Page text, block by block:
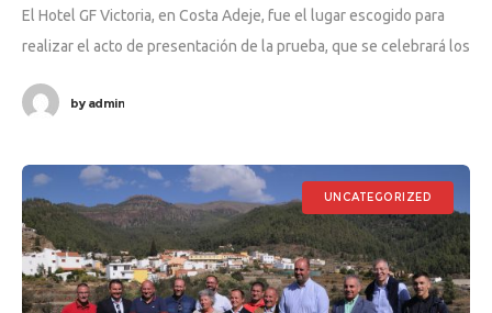
El Hotel GF Victoria, en Costa Adeje, fue el lugar escogido para
realizar el acto de presentación de la prueba, que se celebrará los
byadmin
UNCATEGORIZED